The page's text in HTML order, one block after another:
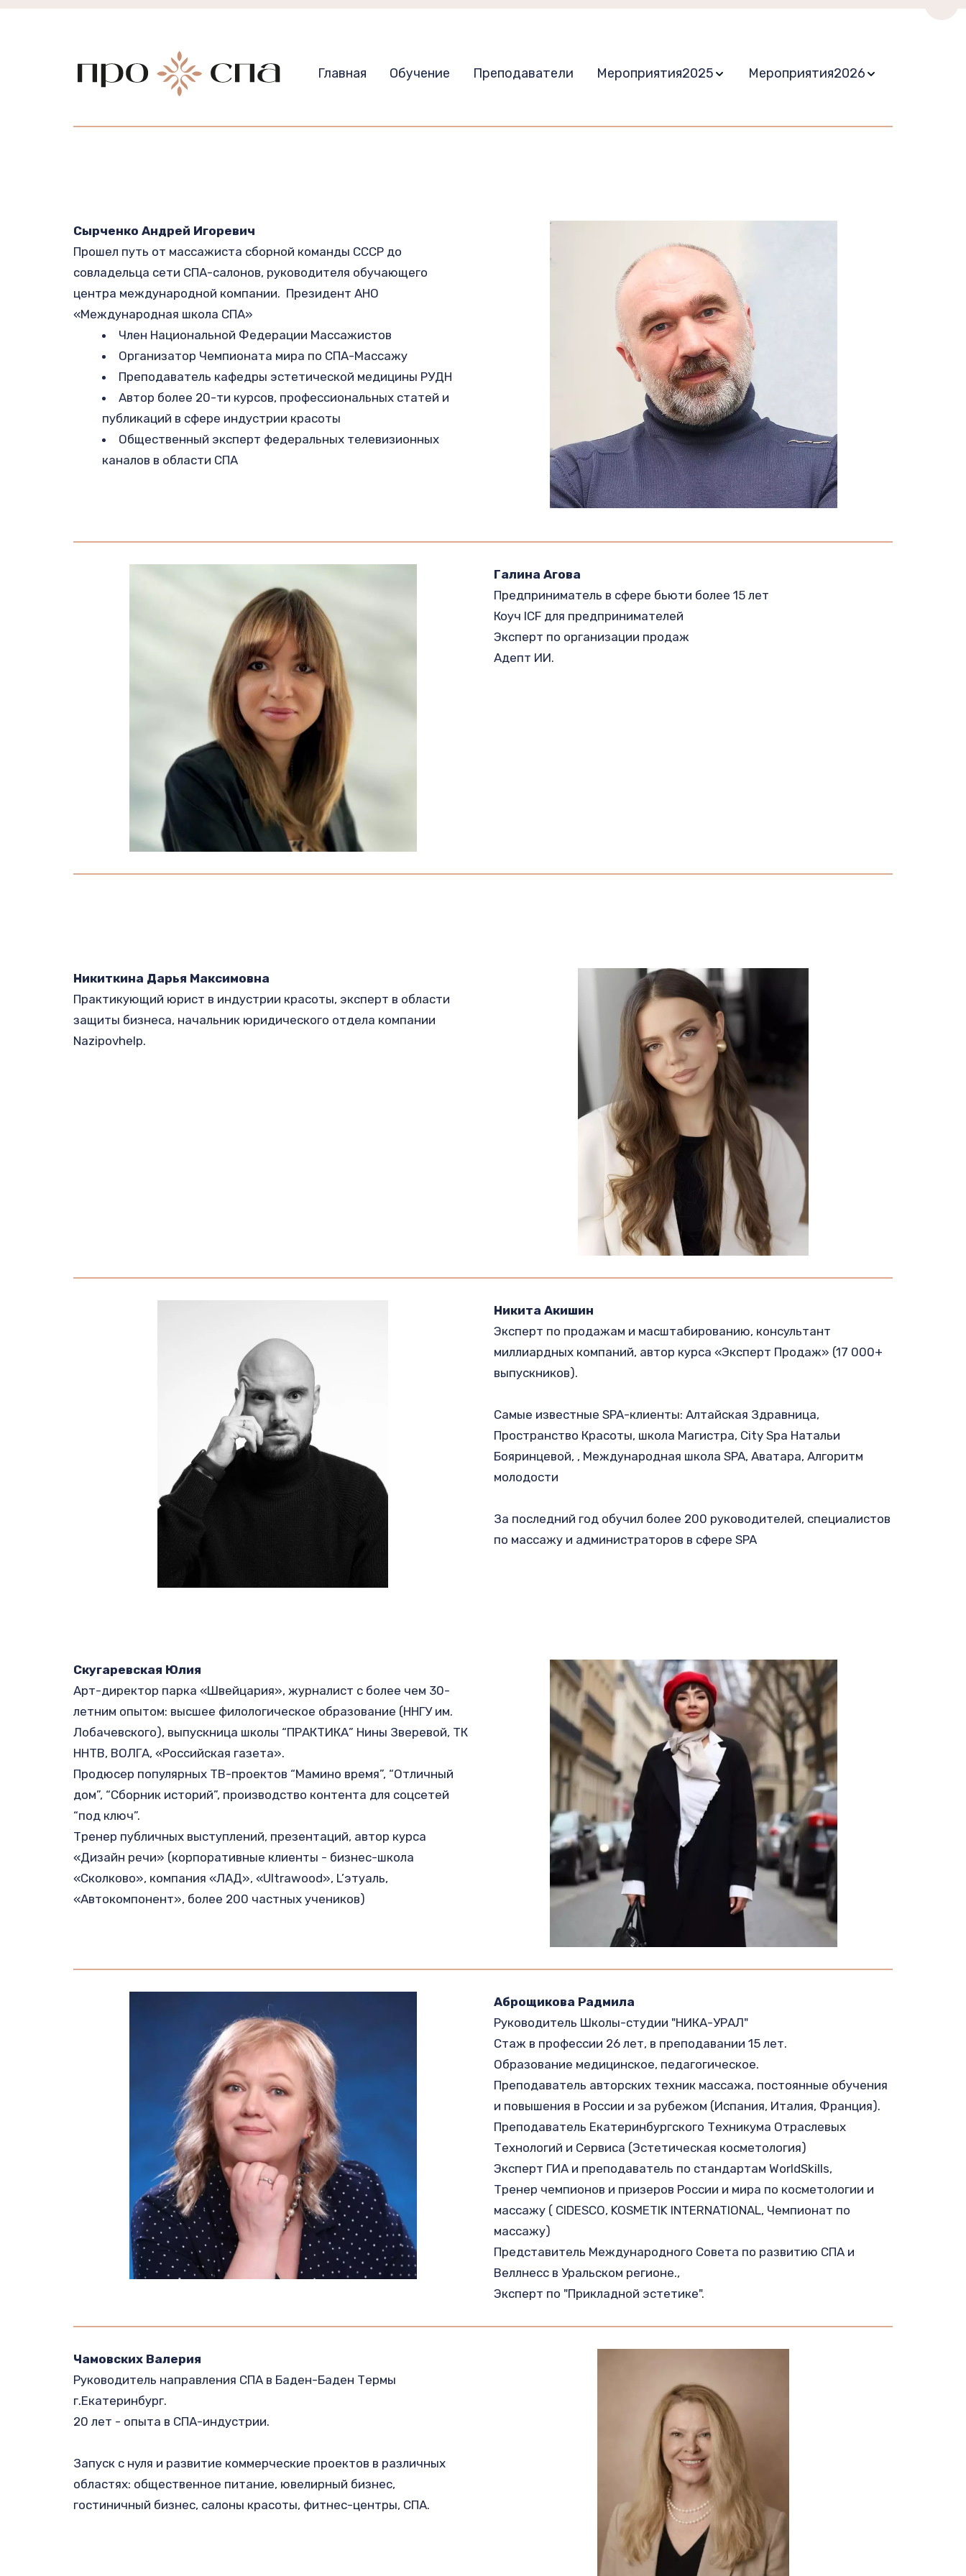
Главная Обучение Преподаватели Мероприятия2025 Мероприятия2026
Сырченко Андрей Игоревич
Прошел путь от массажиста сборной команды СССР до
совладельца сети СПА-салонов, руководителя обучающего
центра международной компании.  Президент АНО
«Международная школа СПА»
Член Национальной Федерации Массажистов
Организатор Чемпионата мира по СПА-Массажу
Преподаватель кафедры эстетической медицины РУДН
Автор более 20-ти курсов, профессиональных статей и
публикаций в сфере индустрии красоты
Общественный эксперт федеральных телевизионных
каналов в области СПА
Галина Агова
Предприниматель в сфере бьюти более 15 лет
Коуч ICF для предпринимателей
Эксперт по организации продаж
Адепт ИИ.
Никиткина Дарья Максимовна
Практикующий юрист в индустрии красоты, эксперт в области
защиты бизнеса, начальник юридического отдела компании
Nazipovhelp.
Никита Акишин
Эксперт по продажам и масштабированию, консультант
миллиардных компаний, автор курса «Эксперт Продаж» (17 000+
выпускников).
Самые известные SPA-клиенты: Алтайская Здравница,
Пространство Красоты, школа Магистра, City Spa Натальи
Бояринцевой, , Международная школа SPA, Аватара, Алгоритм
молодости
За последний год обучил более 200 руководителей, специалистов
по массажу и администраторов в сфере SPA
Скугаревская Юлия
Арт-директор парка «Швейцария», журналист с более чем 30-
летним опытом: высшее филологическое образование (ННГУ им.
Лобачевского), выпускница школы “ПРАКТИКА” Нины Зверевой, ТК
ННТВ, ВОЛГА, «Российская газета».
Продюсер популярных ТВ-проектов “Мамино время”, “Отличный
дом”, “Сборник историй”, производство контента для соцсетей
“под ключ”.
Тренер публичных выступлений, презентаций, автор курса
«Дизайн речи» (корпоративные клиенты - бизнес-школа
«Сколково», компания «ЛАД», «Ultrawood», L’этуаль,
«Автокомпонент», более 200 частных учеников)
Руководитель Школы-студии "НИКА-УРАЛ"
Стаж в профессии 26 лет, в преподавании 15 лет.
Образование медицинское, педагогическое.
Преподаватель авторских техник массажа, постоянные обучения
и повышения в России и за рубежом (Испания, Италия, Франция).
Преподаватель Екатеринбургского Техникума Отраслевых
Технологий и Сервиса (Эстетическая косметология)
Эксперт ГИА и преподаватель по стандартам WorldSkills,
Тренер чемпионов и призеров России и мира по косметологии и
массажу ( CIDESCO, KOSMETIK INTERNATIONAL, Чемпионат по
массажу)
Представитель Международного Совета по развитию СПА и
Веллнесс в Уральском регионе.,
Эксперт по "Прикладной эстетике".
Чамовских Валерия
Руководитель направления СПА в Баден-Баден Термы
г.Екатеринбург.
20 лет - опыта в СПА-индустрии.
Запуск с нуля и развитие коммерческие проектов в различных
областях: общественное питание, ювелирный бизнес,
гостиничный бизнес, салоны красоты, фитнес-центры, СПА.